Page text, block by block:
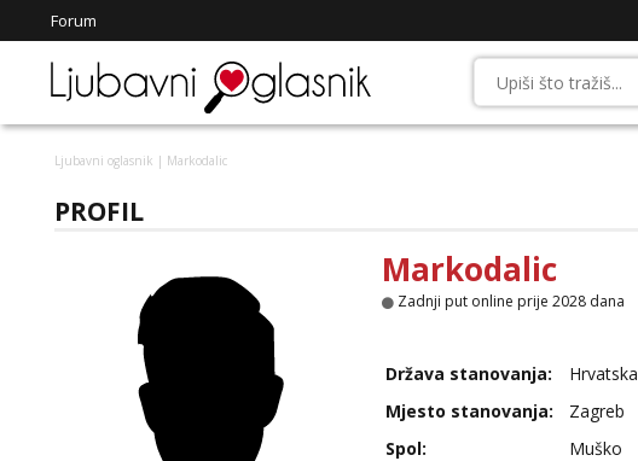
Forum
Ljubavni oglasnik | Markodalic
PROFIL
Markodalic
Zadnji put online prije 2028 dana
Država stanovanja:
Hrvatska
Mjesto stanovanja:
Zagreb
Spol:
Muško